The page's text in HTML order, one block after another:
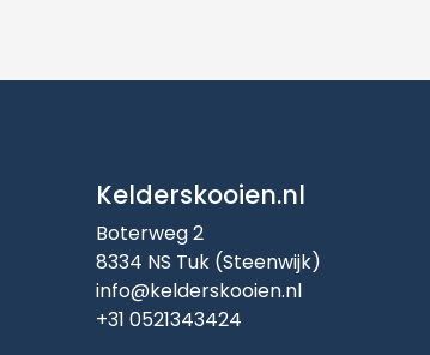
Kelderskooien.nl
Boterweg 2
8334 NS Tuk (Steenwijk)
info@kelderskooien.nl
+31 0521343424